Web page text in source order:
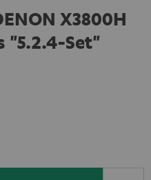
X3800H
"5.2.4-Set"